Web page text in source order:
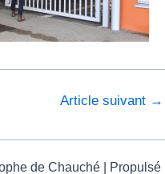
Article suivant →
de Chauché | Propulsé